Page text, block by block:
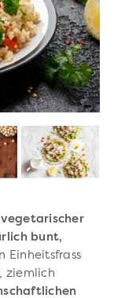
bunt,
Einheitsfrass
ziemlich